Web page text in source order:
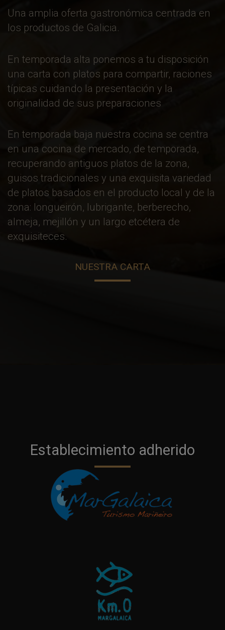
Una amplia oferta gastronómica centrada en
los productos de Galicia.
En temporada alta ponemos a tu disposición
una carta con platos para compartir, raciones
típicas cuidando la presentación y la
originalidad de sus preparaciones
En temporada baja nuestra cocina se centra
en una cocina de mercado, de temporada,
recuperando antiguos platos de la zona,
guisos tradicionales y una exquisita variedad
de platos basados en el producto local y de la
zona: longueirón, lubrigante, berberecho,
almeja, mejillón y un largo etcétera de
exquisiteces.
NUESTRA CARTA
Establecimiento adherido